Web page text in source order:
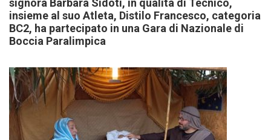
signora Barbara Sidoti, in qualità di Tecnico,
insieme al suo Atleta, Distilo Francesco, categoria
BC2, ha partecipato in una Gara di Nazionale di
Boccia Paralimpica